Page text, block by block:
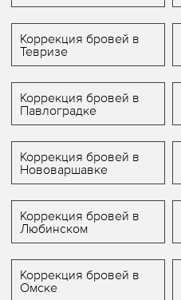
Коррекция бровей в
Тевризе
Коррекция бровей в
Павлоградке
Коррекция бровей в
Нововаршавке
Коррекция бровей в
Любинском
Коррекция бровей в
Омске